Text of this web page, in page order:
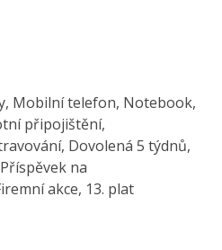
Mobilní telefon, Notebook,
připojištění,
Dovolená 5 týdnů,
na
akce, 13. plat